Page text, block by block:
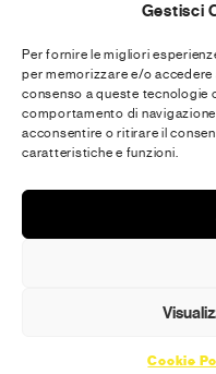
Gestisci
Per fornire le migliori
per memorizzare e/o accedere
consenso a queste tecnologie
comportamento di
acconsentire o ritirare il
caratteristiche e funzioni.
Cookie
In